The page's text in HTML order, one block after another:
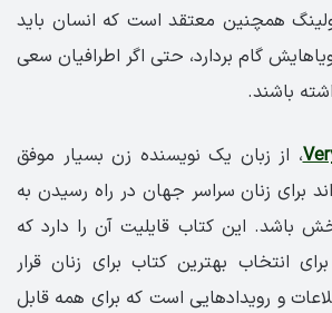
همچنین معتقد است که انسان باید
گام بردارد، حتی اگر اطرافیان سعی
باشند.
، از زبان یک نویسنده‌ زن بسیار موفق
برای زنان سراسر جهان در راه رسیدن به
باشد. این کتاب قایلیت آن را دارد که
انتخاب بهترین کتاب برای زنان قرار
و رویدادهایی است که برای همه قابل